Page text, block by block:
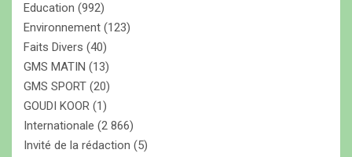
Education (992)
Environnement (123)
Faits Divers (40)
GMS MATIN (13)
GMS SPORT (20)
GOUDI KOOR (1)
Internationale (2 866)
Invité de la rédaction (5)